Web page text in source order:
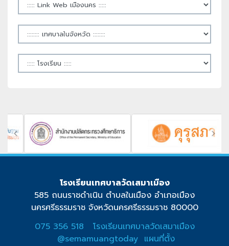
โรงเรียนเทศบาลวัดเสมาเมือง
585 ถนนราชดำเนิน ตำบลในเมือง อำเภอเมือง
นครศรีธรรมราช จังหวัดนครศรีธรรมราช 80000
075 356 518
โรงเรียนเทศบาลวัดเสมาเมือง
@semamuangtoday แผนที่ตั้ง